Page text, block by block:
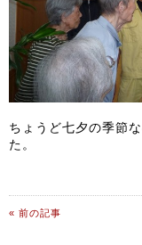
ちょうど七夕の季節
た。
« 前の記事